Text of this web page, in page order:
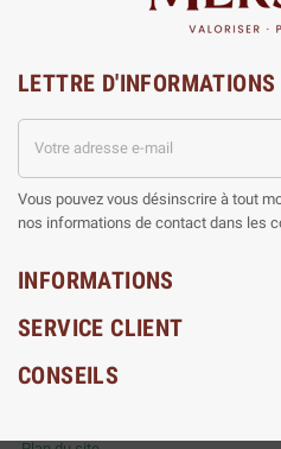
LETTRE D'INFORMATIONS
Vous pouvez vous désinscrire à tout
nos informations de contact dans les
INFORMATIONS
SERVICE CLIENT
CONSEILS